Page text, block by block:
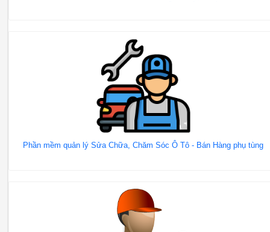
Phần mềm quản lý Sửa Chữa, Chăm Sóc Ô Tô - Bán Hàng phụ tùng